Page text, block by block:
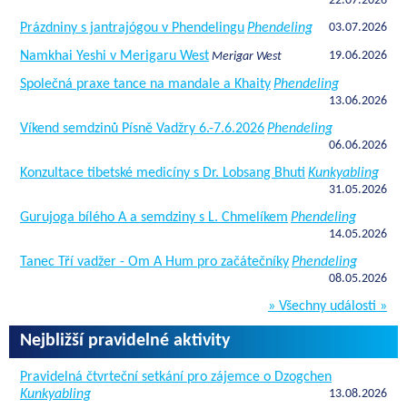
Prázdniny s jantrajógou v PhendelinguPhendeling 03.07.2026
Namkhai Yeshi v Merigaru West Merigar West 19.06.2026
Společná praxe tance na mandale a KhaityPhendeling
13.06.2026
Víkend semdzinů Písně Vadžry 6.-7.6.2026Phendeling
06.06.2026
Konzultace tibetské medicíny s Dr. Lobsang Bhuti Kunkyabling
31.05.2026
Gurujoga bílého A a semdziny s L. Chmelíkem Phendeling
14.05.2026
Tanec Tří vadžer - Om A Hum pro začátečníkyPhendeling
08.05.2026
» Všechny události »
Nejbližší pravidelné aktivity
Pravidelná čtvrteční setkání pro zájemce o Dzogchen
Kunkyabling
13.08.2026